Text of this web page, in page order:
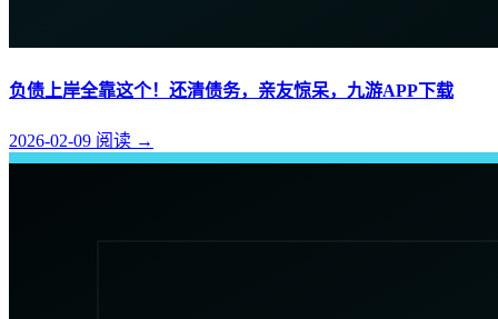
负债上岸全靠这个！还清债务，亲友惊呆，九游APP下载
2026-02-09 阅读 →